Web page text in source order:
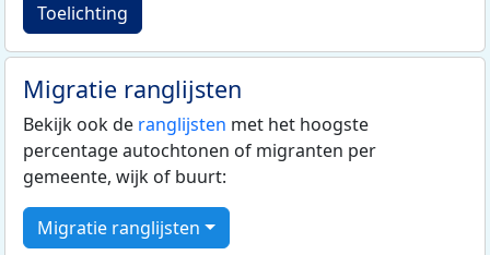
Toelichting
Migratie ranglijsten
Bekijk ook de ranglijsten met het hoogste
percentage autochtonen of migranten per
gemeente, wijk of buurt:
Migratie ranglijsten